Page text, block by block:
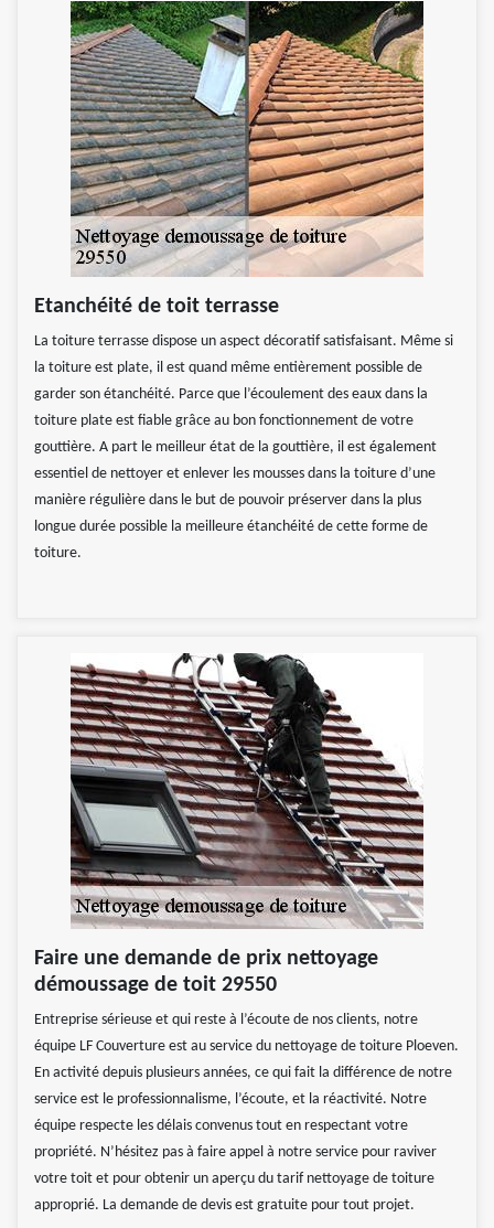
Etanchéité de toit terrasse
La toiture terrasse dispose un aspect décoratif satisfaisant. Même si
la toiture est plate, il est quand même entièrement possible de
garder son étanchéité. Parce que l’écoulement des eaux dans la
toiture plate est fiable grâce au bon fonctionnement de votre
gouttière. A part le meilleur état de la gouttière, il est également
essentiel de nettoyer et enlever les mousses dans la toiture d’une
manière régulière dans le but de pouvoir préserver dans la plus
longue durée possible la meilleure étanchéité de cette forme de
toiture.
Faire une demande de prix nettoyage
démoussage de toit 29550
Entreprise sérieuse et qui reste à l’écoute de nos clients, notre
équipe LF Couverture est au service du nettoyage de toiture Ploeven.
En activité depuis plusieurs années, ce qui fait la différence de notre
service est le professionnalisme, l’écoute, et la réactivité. Notre
équipe respecte les délais convenus tout en respectant votre
propriété. N’hésitez pas à faire appel à notre service pour raviver
votre toit et pour obtenir un aperçu du tarif nettoyage de toiture
approprié. La demande de devis est gratuite pour tout projet.